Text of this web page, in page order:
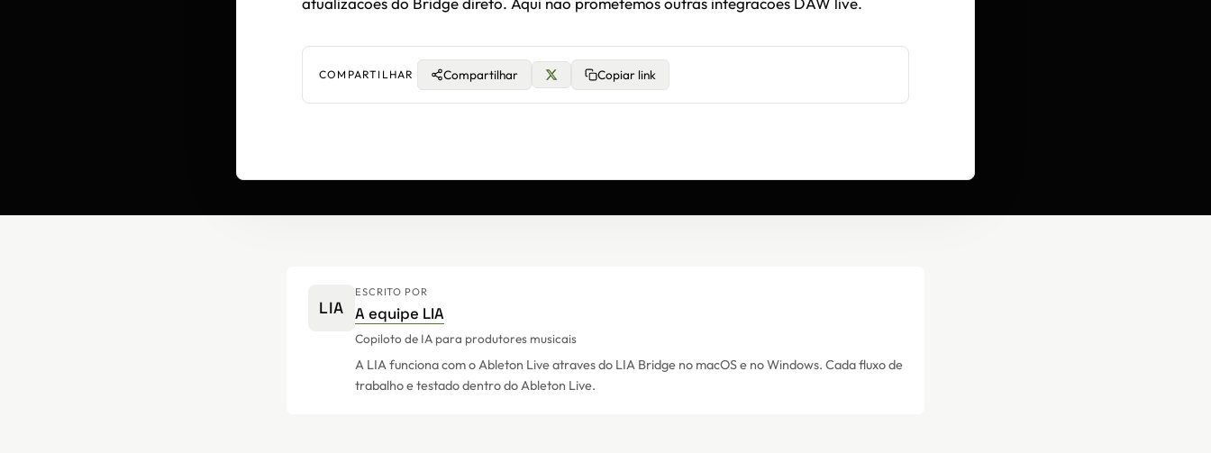
COMPARTILHAR Compartilhar Copiar link
LIA
ESCRITO POR
A equipe LIA
Copiloto de IA para produtores musicais
A LIA funciona com o Ableton Live atraves do LIA Bridge no macOS e no Windows. Cada fluxo de
trabalho e testado dentro do Ableton Live.